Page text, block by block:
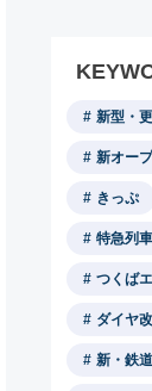
新型・
新オー
きっぷ
特急列車
つくば
ダイヤ
新・鉄